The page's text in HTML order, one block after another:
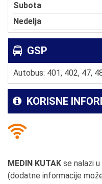
Subota
Nedelja
GSP
Autobus: 401, 402, 47,
KORISNE
MEDIN KUTAK se nalazi
(dodatne informacije